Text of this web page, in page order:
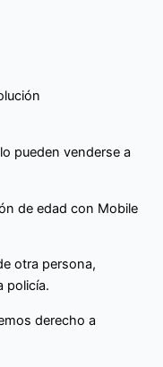
pueden venderse a
de edad con Mobile
otra persona,
policía.
derecho a